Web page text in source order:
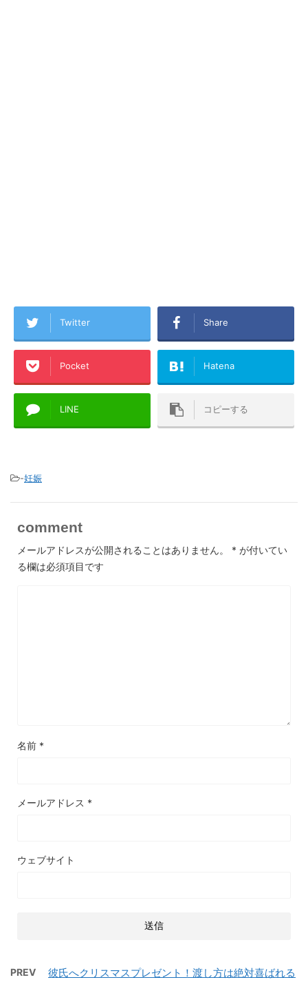
Twitter Share
Pocket Hatena
LINE コピーする
-妊娠
comment
メールアドレスが公開されることはありません。 * が付いてい
る欄は必須項目です
名前 *
メールアドレス *
ウェブサイト
PREV
彼氏へクリスマスプレゼント！渡し方は絶対喜ばれる